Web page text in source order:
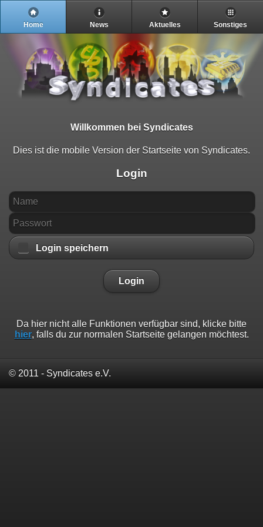
Home News Aktuelles Sonstiges
Willkommen bei Syndicates
Dies ist die mobile Version der Startseite von Syndicates.
Login
Login speichern
Login
Da hier nicht alle Funktionen verfügbar sind, klicke bitte
hier, falls du zur normalen Startseite gelangen möchtest.
© 2011 - Syndicates e.V.